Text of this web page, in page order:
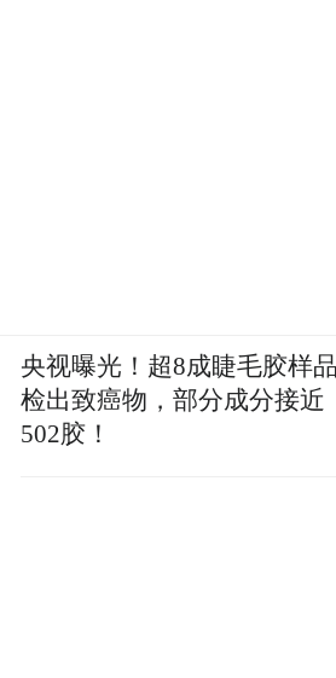
央视曝光！超8成睫毛胶样品
检出致癌物，部分成分接近
502胶！